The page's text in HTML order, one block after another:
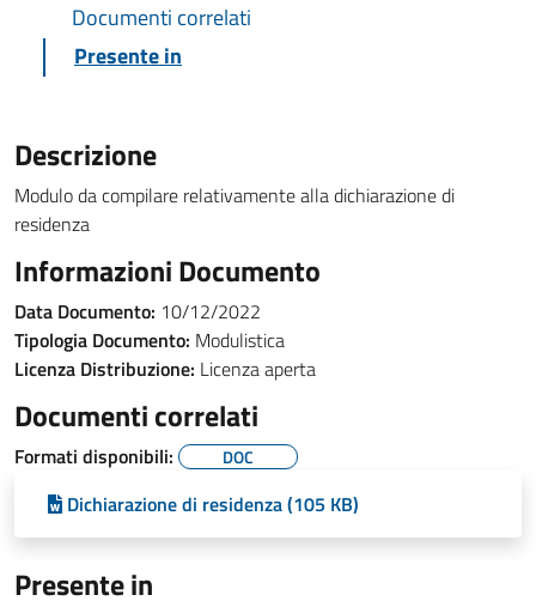
Documenti correlati
Presente in
Descrizione
Modulo da compilare relativamente alla dichiarazione di
residenza
Informazioni Documento
Data Documento: 10/12/2022
Tipologia Documento: Modulistica
Licenza Distribuzione: Licenza aperta
Documenti correlati
Formati disponibili: DOC
Dichiarazione di residenza (105 KB)
Presente in